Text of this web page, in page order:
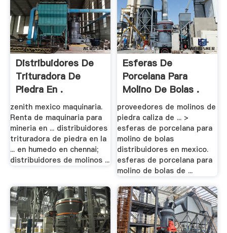
Distribuidores De
Trituradora De
Piedra En .
zenith mexico maquinaria.
Renta de maquinaria para
mineria en ... distribuidores
trituradora de piedra en la
... en humedo en chennai;
distribuidores de molinos ...
Esferas De
Porcelana Para
Molino De Bolas .
proveedores de molinos de
piedra caliza de ... >
esferas de porcelana para
molino de bolas
distribuidores en mexico.
esferas de porcelana para
molino de bolas de ...